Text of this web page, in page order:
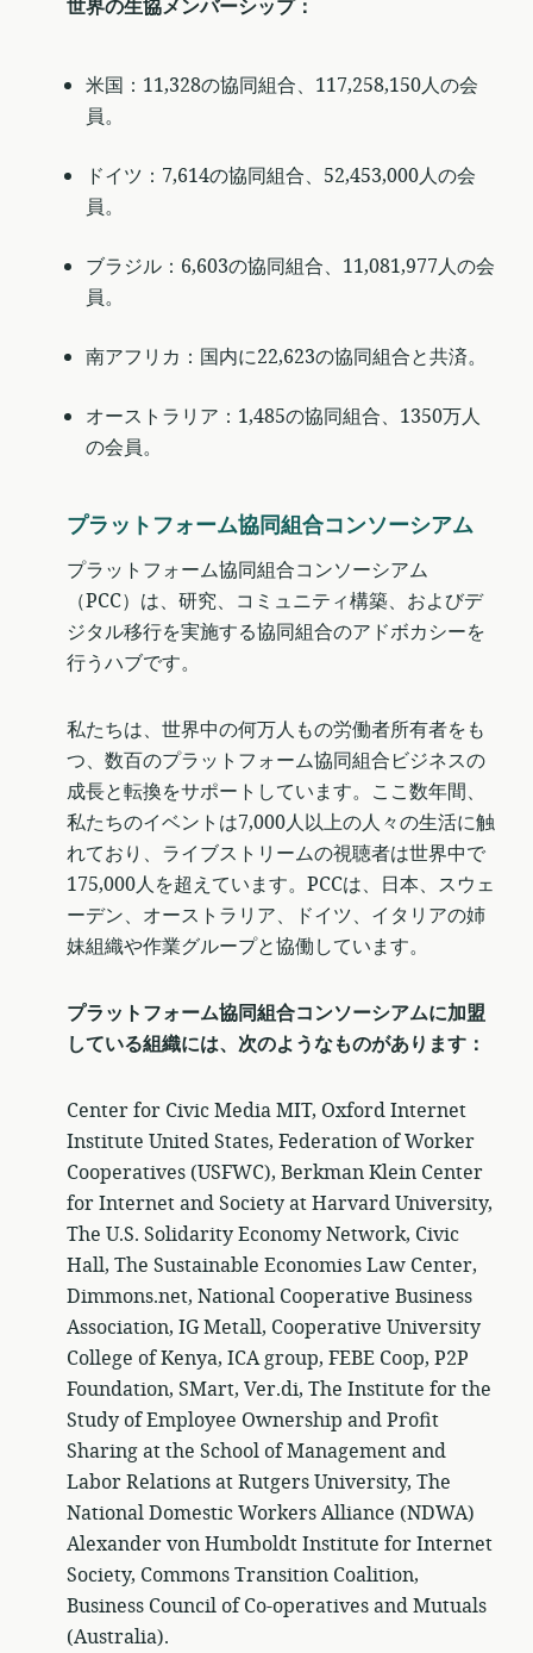
世界の生協メンバーシップ：
米国：11,328の協同組合、117,258,150人の会
員。
ドイツ：7,614の協同組合、52,453,000人の会
員。
ブラジル：6,603の協同組合、11,081,977人の会
員。
南アフリカ：国内に22,623の協同組合と共済。
オーストラリア：1,485の協同組合、1350万人
の会員。
プラットフォーム協同組合コンソーシアム
プラットフォーム協同組合コンソーシアム
（PCC）は、研究、コミュニティ構築、およびデ
ジタル移行を実施する協同組合のアドボカシーを
行うハブです。
私たちは、世界中の何万人もの労働者所有者をも
つ、数百のプラットフォーム協同組合ビジネスの
成長と転換をサポートしています。ここ数年間、
私たちのイベントは7,000人以上の人々の生活に触
れており、ライブストリームの視聴者は世界中で
175,000人を超えています。PCCは、日本、スウェ
ーデン、オーストラリア、ドイツ、イタリアの姉
妹組織や作業グループと協働しています。
プラットフォーム協同組合コンソーシアムに加盟
している組織には、次のようなものがあります：
Center for Civic Media MIT, Oxford Internet
Institute United States, Federation of Worker
Cooperatives (USFWC), Berkman Klein Center
for Internet and Society at Harvard University,
The U.S. Solidarity Economy Network, Civic
Hall, The Sustainable Economies Law Center,
Dimmons.net, National Cooperative Business
Association, IG Metall, Cooperative University
College of Kenya, ICA group, FEBE Coop, P2P
Foundation, SMart, Ver.di, The Institute for the
Study of Employee Ownership and Profit
Sharing at the School of Management and
Labor Relations at Rutgers University, The
National Domestic Workers Alliance (NDWA)
Alexander von Humboldt Institute for Internet
Society, Commons Transition Coalition,
Business Council of Co-operatives and Mutuals
(Australia).